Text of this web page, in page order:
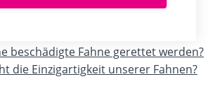
beschädigte Fahne gerettet werden?
die Einzigartigkeit unserer Fahnen?